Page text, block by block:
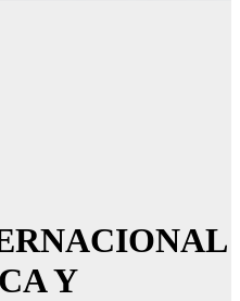
Y